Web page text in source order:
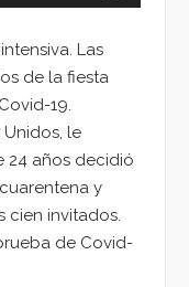
Las
de la fiesta
19.
le
24 años decidió
y
cien invitados.
de Covid-